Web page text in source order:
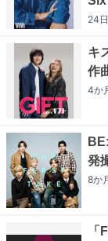
24日
キ
作
4か
発
8か